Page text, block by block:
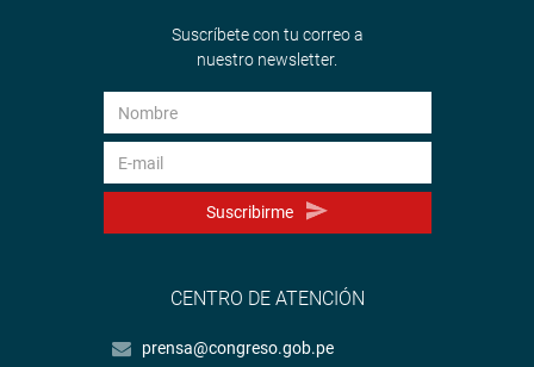
Suscríbete con tu correo a
nuestro newsletter.
Suscribirme
CENTRO DE ATENCIÓN
prensa@congreso.gob.pe